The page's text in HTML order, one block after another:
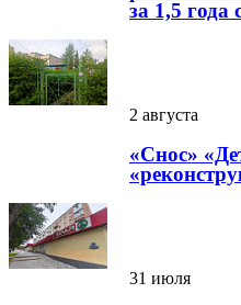
за 1,5 года
2 августа
«Снос»
31 июля